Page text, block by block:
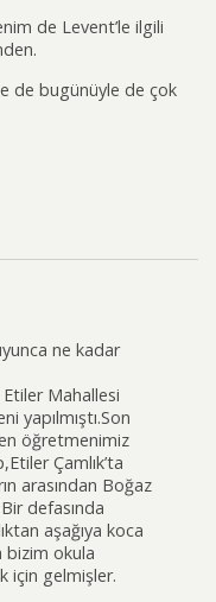
de Levent’le ilgili
de bugünüyle de çok
ne kadar
Etiler Mahallesi
yapılmıştı.Son
öğretmenimiz
Çamlık’ta
arasından Boğaz
defasında
aşağıya koca
bizim okula
için gelmişler.